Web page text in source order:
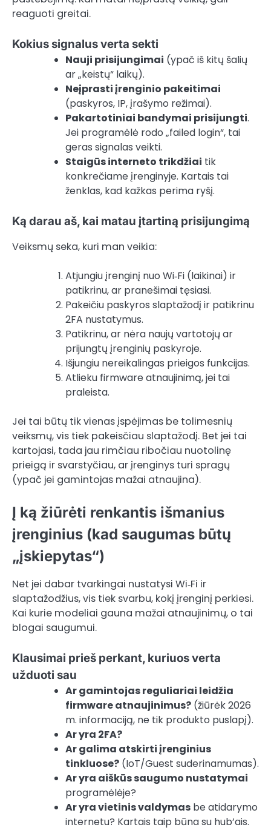
reaguoti greitai.
Kokius signalus verta sekti
Nauji prisijungimai (ypač iš kitų šalių
ar „keistų“ laikų).
Neįprasti įrenginio pakeitimai
(paskyros, IP, įrašymo režimai).
Pakartotiniai bandymai prisijungti.
Jei programėlė rodo „failed login“, tai
geras signalas veikti.
Staigūs interneto trikdžiai tik
konkrečiame įrenginyje. Kartais tai
ženklas, kad kažkas perima ryšį.
Ką darau aš, kai matau įtartiną prisijungimą
Veiksmų seka, kuri man veikia:
Atjungiu įrenginį nuo Wi‑Fi (laikinai) ir
patikrinu, ar pranešimai tęsiasi.
Pakeičiu paskyros slaptažodį ir patikrinu
2FA nustatymus.
Patikrinu, ar nėra naujų vartotojų ar
prijungtų įrenginių paskyroje.
Išjungiu nereikalingas prieigos funkcijas.
Atlieku firmware atnaujinimą, jei tai
praleista.
Jei tai būtų tik vienas įspėjimas be tolimesnių
veiksmų, vis tiek pakeisčiau slaptažodį. Bet jei tai
kartojasi, tada jau rimčiau ribočiau nuotolinę
prieigą ir svarstyčiau, ar įrenginys turi spragų
(ypač jei gamintojas mažai atnaujina).
Į ką žiūrėti renkantis išmanius
įrenginius (kad saugumas būtų
„įskiepytas“)
Net jei dabar tvarkingai nustatysi Wi‑Fi ir
slaptažodžius, vis tiek svarbu, kokį įrenginį perkiesi.
Kai kurie modeliai gauna mažai atnaujinimų, o tai
blogai saugumui.
Klausimai prieš perkant, kuriuos verta
užduoti sau
Ar gamintojas reguliariai leidžia
firmware atnaujinimus? (žiūrėk 2026
m. informaciją, ne tik produkto puslapį).
Ar yra 2FA?
Ar galima atskirti įrenginius
tinkluose? (IoT/Guest suderinamumas).
Ar yra aiškūs saugumo nustatymai
programėlėje?
Ar yra vietinis valdymas be atidarymo
internetu? Kartais taip būna su hub’ais.